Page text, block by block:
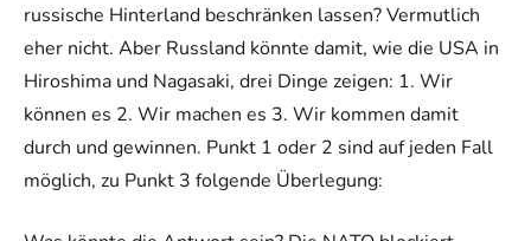
russische Hinterland beschränken lassen? Vermutlich
eher nicht. Aber Russland könnte damit, wie die USA in
Hiroshima und Nagasaki, drei Dinge zeigen: 1. Wir
können es 2. Wir machen es 3. Wir kommen damit
durch und gewinnen. Punkt 1 oder 2 sind auf jeden Fall
möglich, zu Punkt 3 folgende Überlegung: